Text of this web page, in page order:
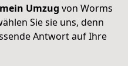
Umzug von Worms
Sie sie uns, denn
Antwort auf Ihre